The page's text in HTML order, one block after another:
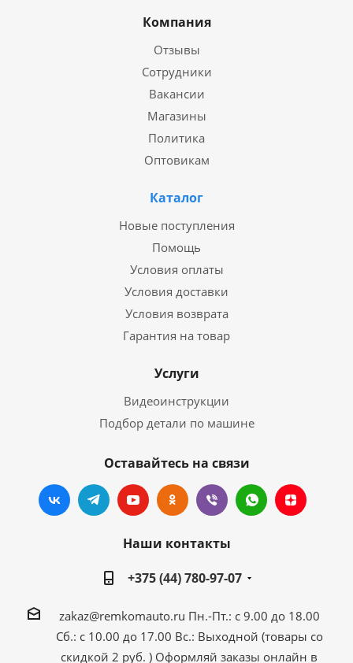
Компания
Отзывы
Сотрудники
Вакансии
Магазины
Политика
Оптовикам
Каталог
Новые поступления
Помощь
Условия оплаты
Условия доставки
Условия возврата
Гарантия на товар
Услуги
Видеоинструкции
Подбор детали по машине
Оставайтесь на связи
Наши контакты
+375 (44) 780-97-07
zakaz@remkomauto.ru Пн.-Пт.: с 9.00 до 18.00
Сб.: с 10.00 до 17.00 Вс.: Выходной (товары со
скидкой 2 руб. ) Оформляй заказы онлайн в